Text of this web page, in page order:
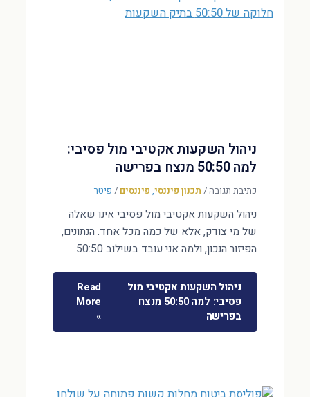
ניהול השקעות אקטיבי מול פסיבי:
למה 50:50 מנצח בפרישה
כתיבת תגובה/ תכנון פיננסי, פיננסים / פיטר
ניהול השקעות אקטיבי מול פסיבי אינו שאלה
של מי צודק, אלא של כמה מכל אחד. הנתונים,
הפיזור הנכון, ולמה אני עובד בשילוב 50:50.
ניהול השקעות אקטיבי מול
פסיבי: למה 50:50 מנצח
בפרישה
Read
More
»